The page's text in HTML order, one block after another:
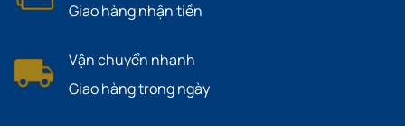
Giao hàng nhận tiền
Vận chuyển nhanh
Giao hàng trong ngày